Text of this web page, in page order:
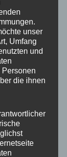
unser
Umfang
und
Personen
die ihnen